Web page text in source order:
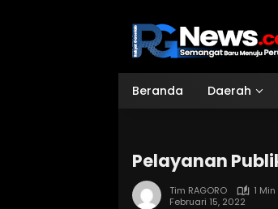
Beranda Daerah
Pelayanan
Tim RAGORO
1
Februari 15, 2022